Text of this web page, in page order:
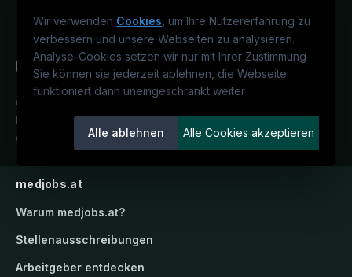
Wir verwenden Cookies , um Ihre Nutzererfahrung zu
verbessern und unsere Webseiten zu analysieren.
Analyse-Cookies setzen wir nur mit Ihrer Zustimmung–
Sie können sie jederzeit ablehnen, die Webseite
funktioniert dann uneingeschränkt weiter
Alle ablehnen Alle Cookies akzeptieren
Österreichs medizinisches
Karriereportal.Ein Service der
candidatis GmbH.
medjobs.at
Warum medjobs.at?
Stellenausschreibungen
Arbeitgeber entdecken